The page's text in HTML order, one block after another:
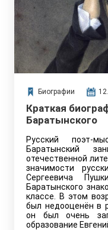
Биографии
Краткая
Баратынского
Русский поэт-
Баратынский
отечественной
значимости
Сергеевича
Баратынского
классе. В этом
был недооценён в
он был очень
образование